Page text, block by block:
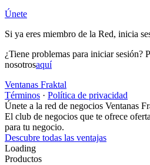
Únete
Si ya eres miembro de la Red, inicia
¿Tiene problemas para iniciar sesión?
nosotrosaquí
Ventanas Fraktal
Términos · Política de privacidad
Únete a la red de negocios Ventanas
El club de negocios que te ofrece
para tu negocio.
Descubre todas las ventajas
Loading
Productos